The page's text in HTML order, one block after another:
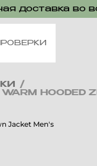
доставка во
/
HOODED